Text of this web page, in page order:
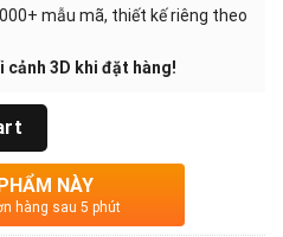
mẫu mã, thiết kế riêng theo
cảnh 3D khi đặt hàng!
NÀY
hàng sau 5 phút